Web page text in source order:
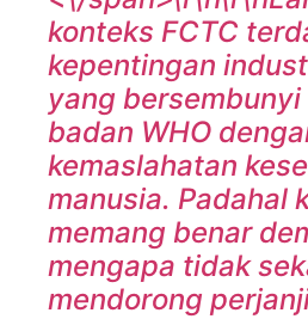
konteks FCTC
kepentingan
yang
badan WHO
kemaslahatan
manusia. Padahal
memang benar
mengapa tidak
mendorong